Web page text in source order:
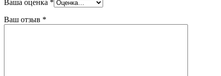
Ваша оценка *
Ваш отзыв *